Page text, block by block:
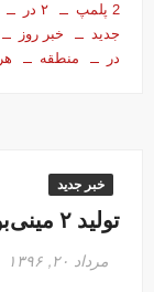
2 پلمپ ۲ در
جدید
خبر روز
در
منطقه
خبر جدید
تولید ۲ مینی‌بوس متوقف شد
مرداد ۲۰, ۱۳۹۶